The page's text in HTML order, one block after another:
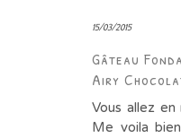
15/03/2015
Gâteau
Airy
Vous allez
Me voila